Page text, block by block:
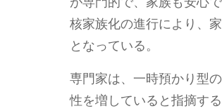
核家族化の進行により、
となっている。
専門家は、一時預かり型
性を増していると指摘す